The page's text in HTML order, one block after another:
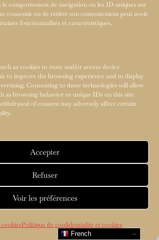
le comportement de navigation ou les ID uniques sur
consentir ou de retirer son consentement peut avoir
fonctionnalités et caractéristiques.
as cookies to store and/or access device
to improve the browsing experience and to display
Consenting to these technologies will allow
as browsing behavior or unique IDs on this site.
of consent may adversely affect certain
Accepter
Refuser
Voir les préférences
Politique de confidentialité et cookies
French